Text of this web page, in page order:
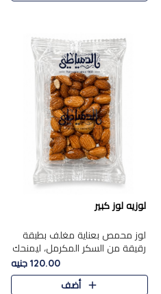
لوزيه لوز كبير
لوز محمص بعناية مغلف بطبقة
رقيقة من السكر المكرمل، ليمنحك
قرمشة راقية ونكهة غنية تبرز
فخامة اللوز في كل قطعة.
120.00 جنيه
أضف